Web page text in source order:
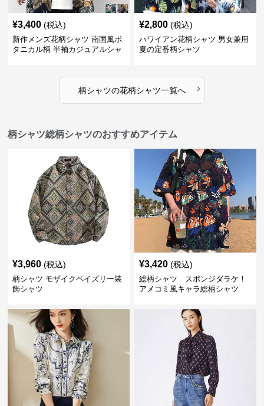
¥3,400 (税込)
新作メンズ花柄シャツ 南国風ボ
タニカル柄 半袖カジュアルシャ
¥2,800 (税込)
ハワイアン花柄シャツ 男女兼用
夏の定番柄シャツ
柄シャツの花柄シャツ一覧へ ›
柄シャツ総柄シャツのおすすめアイテム
¥3,960 (税込)
柄シャツ モザイクペイズリー装
飾シャツ
¥3,420 (税込)
総柄シャツ スポンジダラケ！
アメコミ風キャラ総柄シャツ